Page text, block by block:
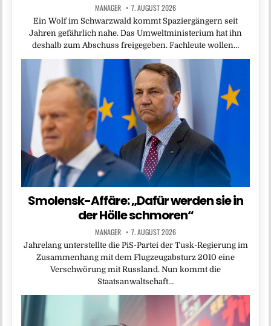
MANAGER 7. AUGUST 2026
Ein Wolf im Schwarzwald kommt Spaziergängern seit
Jahren gefährlich nahe. Das Umweltministerium hat ihn
deshalb zum Abschuss freigegeben. Fachleute wollen…
Smolensk-Affäre: „Dafür werden sie in
der Hölle schmoren“
MANAGER 7. AUGUST 2026
Jahrelang unterstellte die PiS-Partei der Tusk-Regierung im
Zusammenhang mit dem Flugzeugabsturz 2010 eine
Verschwörung mit Russland. Nun kommt die
Staatsanwaltschaft…